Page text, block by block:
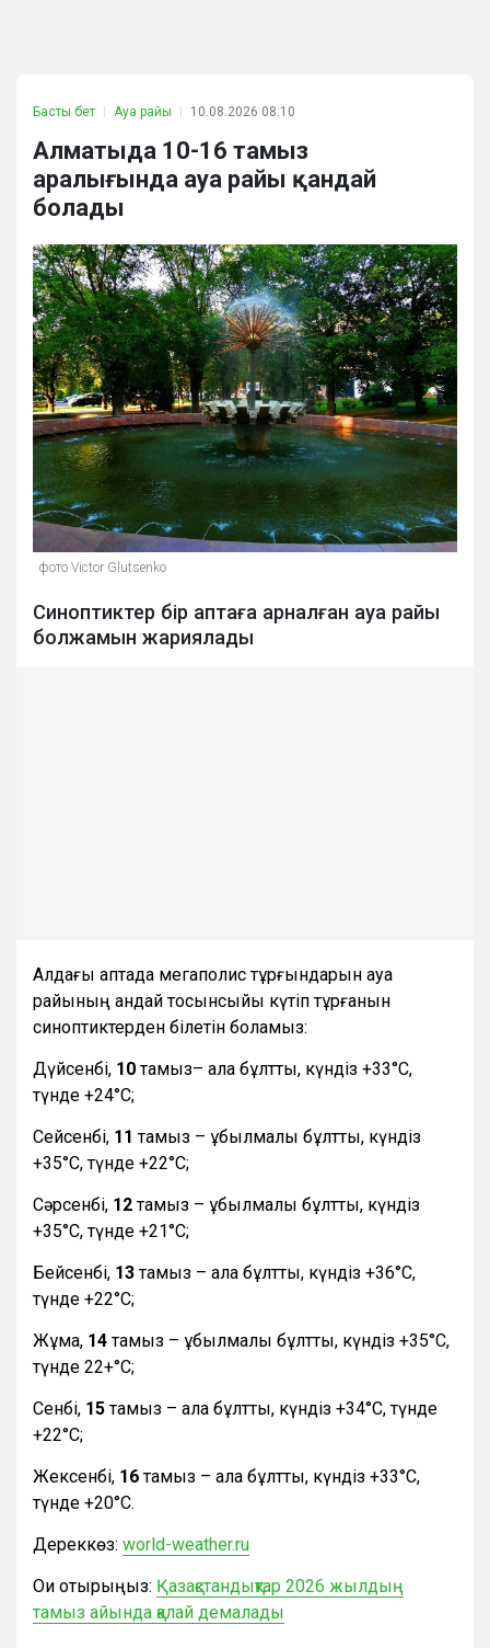
Басты бет Ауа райы 10.08.2026 08:10
Алматыда 10-16 тамыз
аралығында ауа райы қандай
болады
фото Victor Glutsenko
Синоптиктер бір аптаға арналған ауа райы
болжамын жариялады
Алдағы аптада мегаполис тұрғындарын ауа
райының қандай тосынсыйы күтіп тұрғанын
синоптиктерден білетін боламыз:
Дүйсенбі, 10тамыз– ала бұлтты, күндіз +33°С,
түнде +24°С;
Сейсенбі, 11тамыз – құбылмалы бұлтты, күндіз
+35°С, түнде +22°С;
Сәрсенбі, 12тамыз – құбылмалы бұлтты, күндіз
+35°С, түнде +21°С;
Бейсенбі, 13тамыз – ала бұлтты, күндіз +36°С,
түнде +22°С;
Жұма, 14тамыз – құбылмалы бұлтты, күндіз +35°С,
түнде 22+°С;
Сенбі, 15тамыз – ала бұлтты, күндіз +34°С, түнде
+22°С;
Жексенбі, 16тамыз – ала бұлтты, күндіз +33°С,
түнде +20°С.
Дереккөз: world-weather.ru
Оқи отырыңыз: Қазақстандықтар 2026 жылдың
тамыз айында қалай демалады